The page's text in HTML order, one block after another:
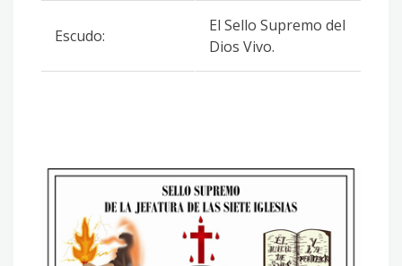
Escudo:
El Sello Supremo del
Dios Vivo.